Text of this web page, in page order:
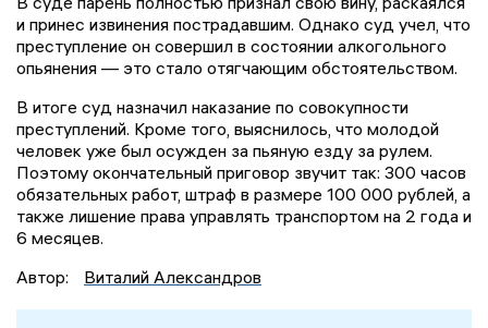
и принес извинения пострадавшим. Однако суд учел, что
преступление он совершил в состоянии алкогольного
опьянения — это стало отягчающим обстоятельством.
В итоге суд назначил наказание по совокупности
преступлений. Кроме того, выяснилось, что молодой
человек уже был осужден за пьяную езду за рулем.
Поэтому окончательный приговор звучит так: 300 часов
обязательных работ, штраф в размере 100 000 рублей, а
также лишение права управлять транспортом на 2 года и
6 месяцев.
Автор:
Виталий Александров